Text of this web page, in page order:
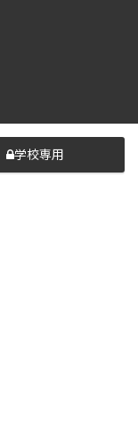
学校専用